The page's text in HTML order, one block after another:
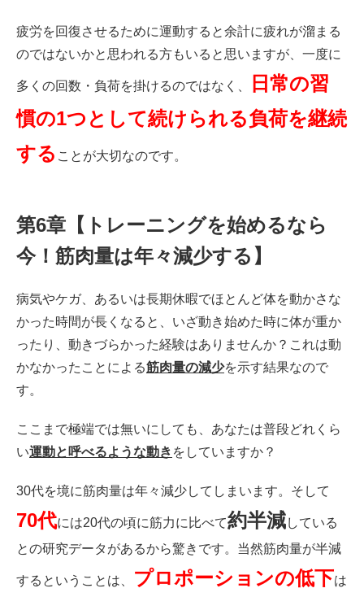
疲労を回復させるために運動すると余計に疲れが溜まる
のではないかと思われる方もいると思いますが、一度に
多くの回数・負荷を掛けるのではなく、
日常の習
慣の1つとして続けられる負荷を継続
する ことが大切なのです。
第6章【トレーニングを始めるなら
今！筋肉量は年々減少する】
病気やケガ、あるいは長期休暇でほとんど体を動かさな
かった時間が長くなると、いざ動き始めた時に体が重か
ったり、動きづらかった経験はありませんか？これは動
かなかったことによる筋肉量の減少を示す結果なので
す。
ここまで極端では無いにしても、あなたは普段どれくら
い運動と呼べるような動き をしていますか？
30代を境に筋肉量は年々減少してしまいます。そして
70代には20代の頃に筋力に比べて約半減している
との研究データがあるから驚きです。当然筋肉量が半減
するということは、 プロポーションの低下は